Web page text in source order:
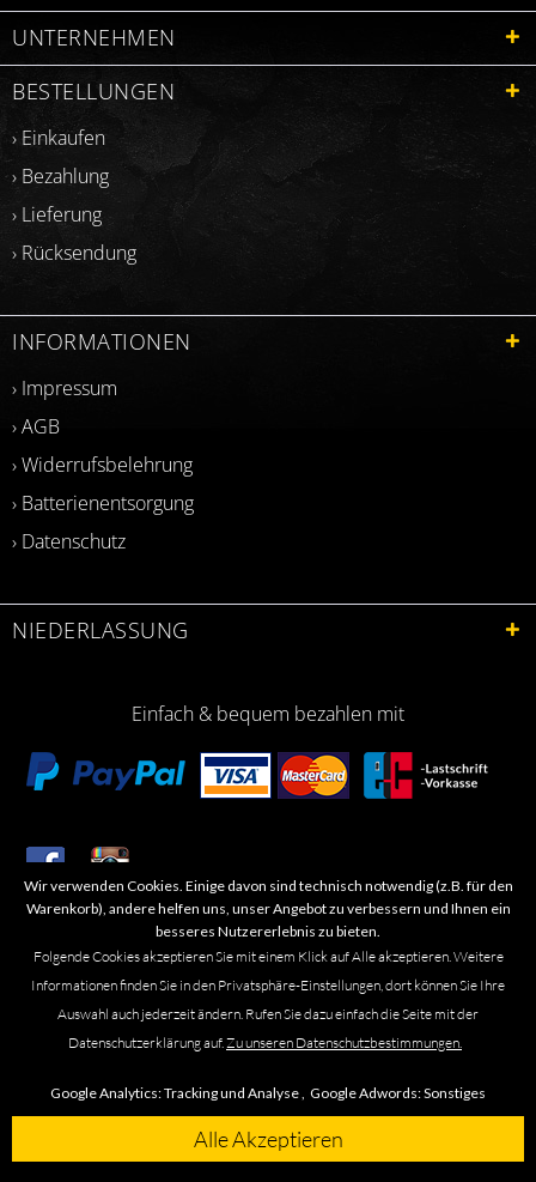
UNTERNEHMEN
BESTELLUNGEN
› Einkaufen
› Bezahlung
› Lieferung
› Rücksendung
INFORMATIONEN
› Impressum
› AGB
› Widerrufsbelehrung
› Batterienentsorgung
› Datenschutz
NIEDERLASSUNG
Einfach & bequem bezahlen mit
​Letzte Aktualisierung: 06.2026
Marken- oder Warenzeichen werden in der Regel nicht als solche kenntlich
gemacht. Das Fehlen einer solchen Kennzeichnung bedeutet nicht, dass es
handelt. Alle genannten Marken, Logos, Symbole, Bilder, Designs, Produkt-
und Unternehmensbezeichnungen sind Urheber-, Marken- und
Designrechte des jeweiligen Eigentümers. Die Marke Omega führen wir
Wir verwenden Cookies. Einige davon sind technisch notwendig (z.B. für den
Warenkorb), andere helfen uns, unser Angebot zu verbessern und Ihnen ein
besseres Nutzererlebnis zu bieten.
Folgende Cookies akzeptieren Sie mit einem Klick auf Alle akzeptieren. Weitere
Informationen finden Sie in den Privatsphäre-Einstellungen, dort können Sie Ihre
Auswahl auch jederzeit ändern. Rufen Sie dazu einfach die Seite mit der
Datenschutzerklärung auf.Zu unseren Datenschutzbestimmungen.
Google Analytics:Tracking und Analyse , Google Adwords:Sonstiges
Alle Akzeptieren